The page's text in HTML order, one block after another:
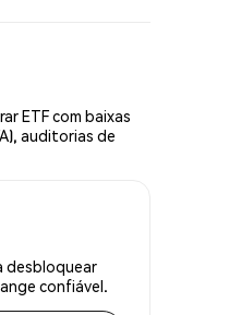
ETF com baixas
auditorias de
desbloquear
confiável.